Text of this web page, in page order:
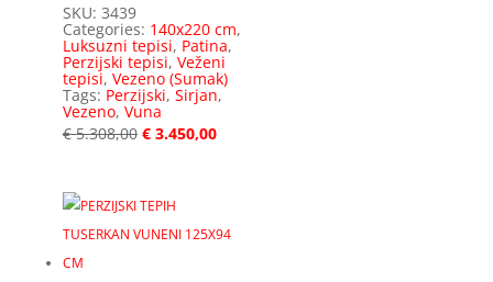
SKU: 3439
Categories: 140x220 cm,
Luksuzni tepisi, Patina,
Perzijski tepisi, Veženi
tepisi, Vezeno (Sumak)
Tags: Perzijski, Sirjan,
Vezeno, Vuna
€5.308,00 €3.450,00